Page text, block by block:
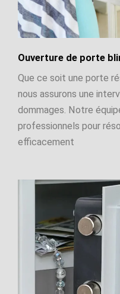
Ouverture de porte
Que ce soit une porte
nous assurons une
dommages. Notre
professionnels pour
efficacement